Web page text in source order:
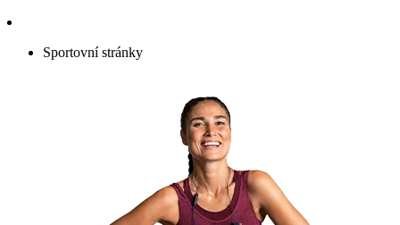
Sportovní stránky